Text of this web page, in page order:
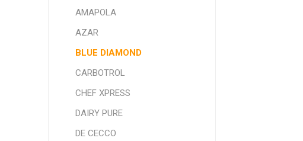
AMAPOLA
AZAR
BLUE DIAMOND
CARBOTROL
CHEF XPRESS
DAIRY PURE
DE CECCO